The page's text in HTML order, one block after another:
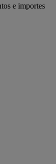
e importes